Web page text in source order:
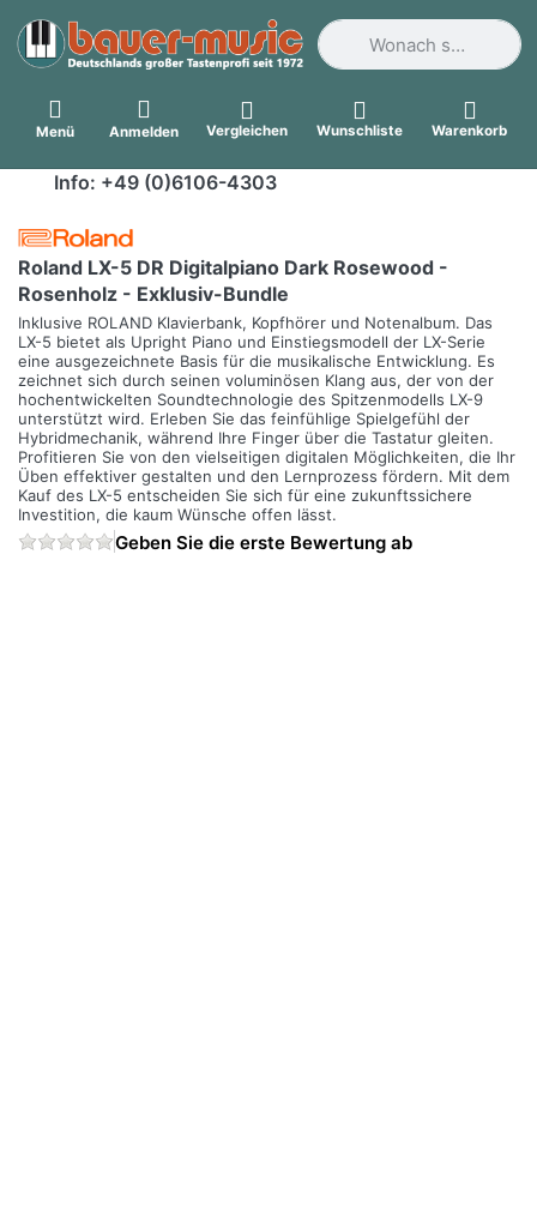
Geben Sie einen
Menü Anmelden Vergleichen Wunschliste Warenkorb
Info: +49 (0)6106-4303
Roland LX-5 DR Digitalpiano Dark Rosewood -
Rosenholz - Exklusiv-Bundle
Inklusive ROLAND Klavierbank, Kopfhörer und Notenalbum. Das
LX-5 bietet als Upright Piano und Einstiegsmodell der LX-Serie
eine ausgezeichnete Basis für die musikalische Entwicklung. Es
zeichnet sich durch seinen voluminösen Klang aus, der von der
hochentwickelten Soundtechnologie des Spitzenmodells LX-9
unterstützt wird. Erleben Sie das feinfühlige Spielgefühl der
Hybridmechanik, während Ihre Finger über die Tastatur gleiten.
Profitieren Sie von den vielseitigen digitalen Möglichkeiten, die Ihr
Üben effektiver gestalten und den Lernprozess fördern. Mit dem
Kauf des LX-5 entscheiden Sie sich für eine zukunftssichere
Investition, die kaum Wünsche offen lässt.
Geben Sie die erste Bewertung ab